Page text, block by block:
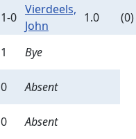
1-0
Vierdeels,
John
1.0
(0)
1
Bye
0
Absent
0
Absent